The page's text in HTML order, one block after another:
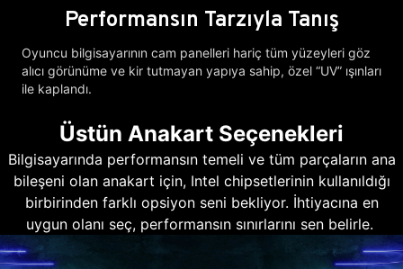
Performansın Tarzıyla Tanış
Oyuncu bilgisayarının cam panelleri hariç tüm yüzeyleri göz
alıcı görünüme ve kir tutmayan yapıya sahip, özel “UV” ışınları
ile kaplandı.
Üstün Anakart Seçenekleri
Bilgisayarında performansın temeli ve tüm parçaların ana
bileşeni olan anakart için, Intel chipsetlerinin kullanıldığı
birbirinden farklı opsiyon seni bekliyor. İhtiyacına en
uygun olanı seç, performansın sınırlarını sen belirle.